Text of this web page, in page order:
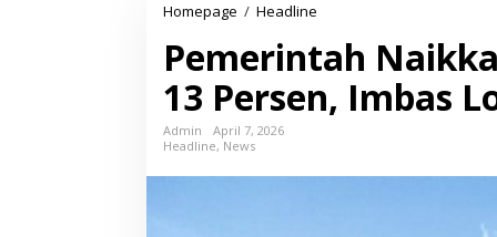
Homepage / Headline
m
e
r
Pemerintah
13 Persen, Imbas
Admin
April 7, 2026
Headline, News